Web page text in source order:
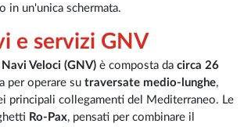
in un'unica schermata.
e servizi GNV
Veloci (GNV) è composta dacirca 26
per operare sutraversate medio-lunghe,
principali collegamenti del Mediterraneo. Le
Ro-Pax, pensati per combinare il